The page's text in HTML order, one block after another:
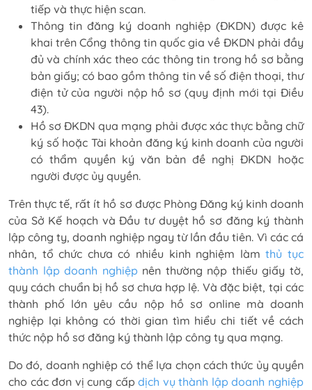
tiếp và thực hiện scan.
Thông tin đăng ký doanh nghiệp (ĐKDN) được kê
khai trên Cổng thông tin quốc gia về ĐKDN phải đầy
đủ và chính xác theo các thông tin trong hồ sơ bằng
bản giấy; có bao gồm thông tin về số điện thoại, thư
điện tử của người nộp hồ sơ (quy định mới tại Điều
43).
Hồ sơ ĐKDN qua mạng phải được xác thực bằng chữ
ký số hoặc Tài khoản đăng ký kinh doanh của người
có thẩm quyền ký văn bản đề nghị ĐKDN hoặc
người được ủy quyền.
Trên thực tế, rất ít hồ sơ được Phòng Đăng ký kinh doanh
của Sở Kế hoạch và Đầu tư duyệt hồ sơ đăng ký thành
lập công ty, doanh nghiệp ngay từ lần đầu tiên. Vì các cá
nhân, tổ chức chưa có nhiều kinh nghiệm làmthủ tục
thành lập doanh nghiệp nên thường nộp thiếu giấy tờ,
quy cách chuẩn bị hồ sơ chưa hợp lệ. Và đặc biệt, tại các
thành phố lớn yêu cầu nộp hồ sơ online mà doanh
nghiệp lại không có thời gian tìm hiểu chi tiết về cách
thức nộp hồ sơ đăng ký thành lập công ty qua mạng.
Do đó, doanh nghiệp có thể lựa chọn cách thức ủy quyền
cho các đơn vị cung cấpdịch vụ thành lập doanh nghiệp